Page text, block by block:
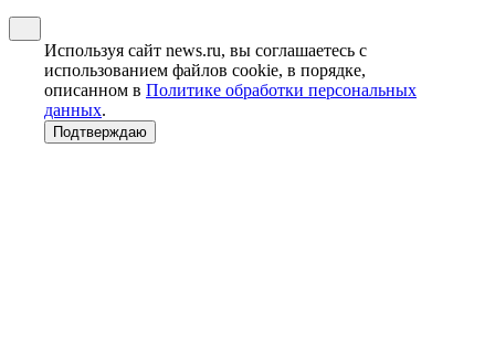
Используя сайт news.ru, вы соглашаетесь с
использованием файлов cookie, в порядке,
описанном в Политике обработки персональных
данных.
Подтверждаю